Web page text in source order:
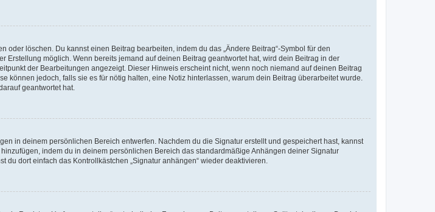
löschen. Du kannst einen Beitrag bearbeiten, indem du das „Ändere Beitrag“-Symbol für den
möglich. Wenn bereits jemand auf deinen Beitrag geantwortet hat, wird dein Beitrag in der
der Bearbeitungen angezeigt. Dieser Hinweis erscheint nicht, wenn noch niemand auf deinen Beitrag
jedoch, falls sie es für nötig halten, eine Notiz hinterlassen, warum dein Beitrag überarbeitet wurde.
geantwortet hat.
in deinem persönlichen Bereich entwerfen. Nachdem du die Signatur erstellt und gespeichert hast, kannst
indem du in deinem persönlichen Bereich das standardmäßige Anhängen deiner Signatur
dort einfach das Kontrollkästchen „Signatur anhängen“ wieder deaktivieren.